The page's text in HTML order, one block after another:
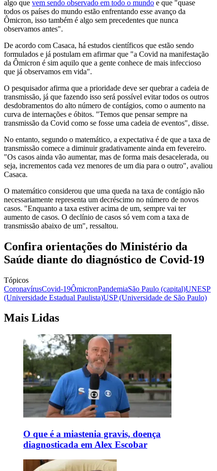
algo que vem sendo observado em todo o mundo e que "quase
todos os países do mundo estão enfrentando esse avanço da
Ômicron, isso também é algo sem precedentes que nunca
observamos antes".
De acordo com Casaca, há estudos científicos que estão sendo
formulados e já postulam em afirmar que "a Covid na manifestação
da Ômicron é sim aquilo que a gente conhece de mais infeccioso
que já observamos em vida".
O pesquisador afirma que a prioridade deve ser quebrar a cadeia de
transmissão, já que fazendo isso será possível evitar todos os outros
desdobramentos do alto número de contágios, como o aumento na
curva de internações e óbitos. "Temos que pensar sempre na
transmissão da Covid como se fosse uma cadeia de eventos", disse.
No entanto, segundo o matemático, a expectativa é de que a taxa de
transmissão comece a diminuir gradativamente ainda em fevereiro.
"Os casos ainda vão aumentar, mas de forma mais desacelerada, ou
seja, incrementos cada vez menores de um dia para o outro", avaliou
Casaca.
O matemático considerou que uma queda na taxa de contágio não
necessariamente representa um decréscimo no número de novos
casos. "Enquanto a taxa estiver acima de um, sempre vai ter
aumento de casos. O declínio de casos só vem com a taxa de
transmissão abaixo de um", ressaltou.
Confira orientações do Ministério da
Saúde diante do diagnóstico de Covid-19
Tópicos
CoronavírusCovid-19ÔmicronPandemiaSão Paulo (capital)UNESP
(Universidade Estadual Paulista)USP (Universidade de São Paulo)
Mais Lidas
O que é a miastenia gravis, doença
diagnosticada em Alex Escobar